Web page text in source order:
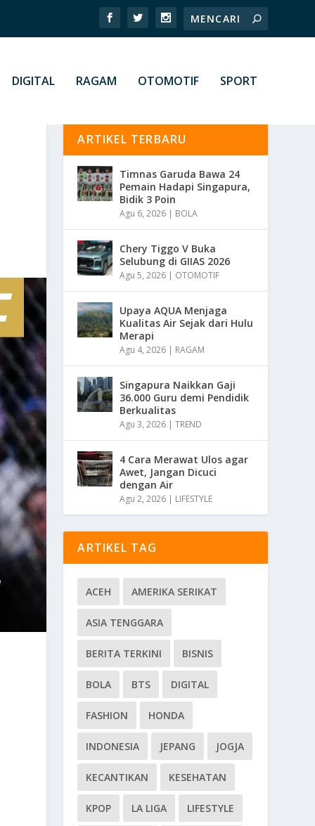
DIGITAL RAGAM OTOMOTIF SPORT
ARTIKEL TERBARU
Timnas Garuda Bawa 24
Pemain Hadapi Singapura,
Bidik 3 Poin
Agu 6, 2026 | BOLA
Chery Tiggo V Buka
Selubung di GIIAS 2026
Agu 5, 2026 | OTOMOTIF
Upaya AQUA Menjaga
Kualitas Air Sejak dari Hulu
Merapi
Agu 4, 2026 | RAGAM
Singapura Naikkan Gaji
36.000 Guru demi Pendidik
Berkualitas
Agu 3, 2026 |TREND
4 Cara Merawat Ulos agar
Awet, Jangan Dicuci
dengan Air
Agu 2, 2026 | LIFESTYLE
ARTIKEL TAG
ACEH AMERIKA SERIKAT
ASIA TENGGARA
BERITA TERKINI BISNIS
BOLA BTS DIGITAL
FASHION HONDA
INDONESIA JEPANG JOGJA
KECANTIKAN KESEHATAN
KPOP LA LIGA LIFESTYLE